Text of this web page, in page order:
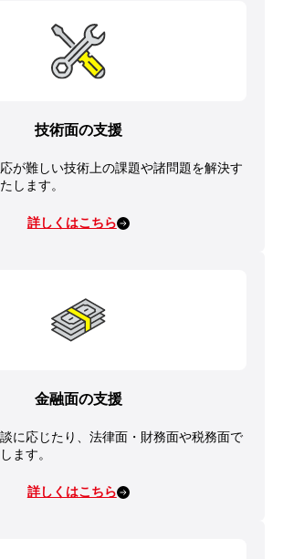
技術面の支援
が難しい技術上の課題や諸問題を解決す
します。
詳しくはこちら
金融面の支援
に応じたり、法律面・財務面や税務面で
ます。
詳しくはこちら